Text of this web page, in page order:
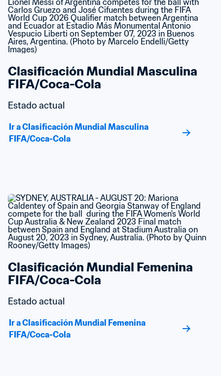
Clasificación Mundial Masculina
FIFA/Coca-Cola
Estado actual
Ir a Clasificación Mundial Masculina
FIFA/Coca-Cola
Clasificación Mundial Femenina
FIFA/Coca-Cola
Estado actual
Ir a Clasificación Mundial Femenina
FIFA/Coca-Cola